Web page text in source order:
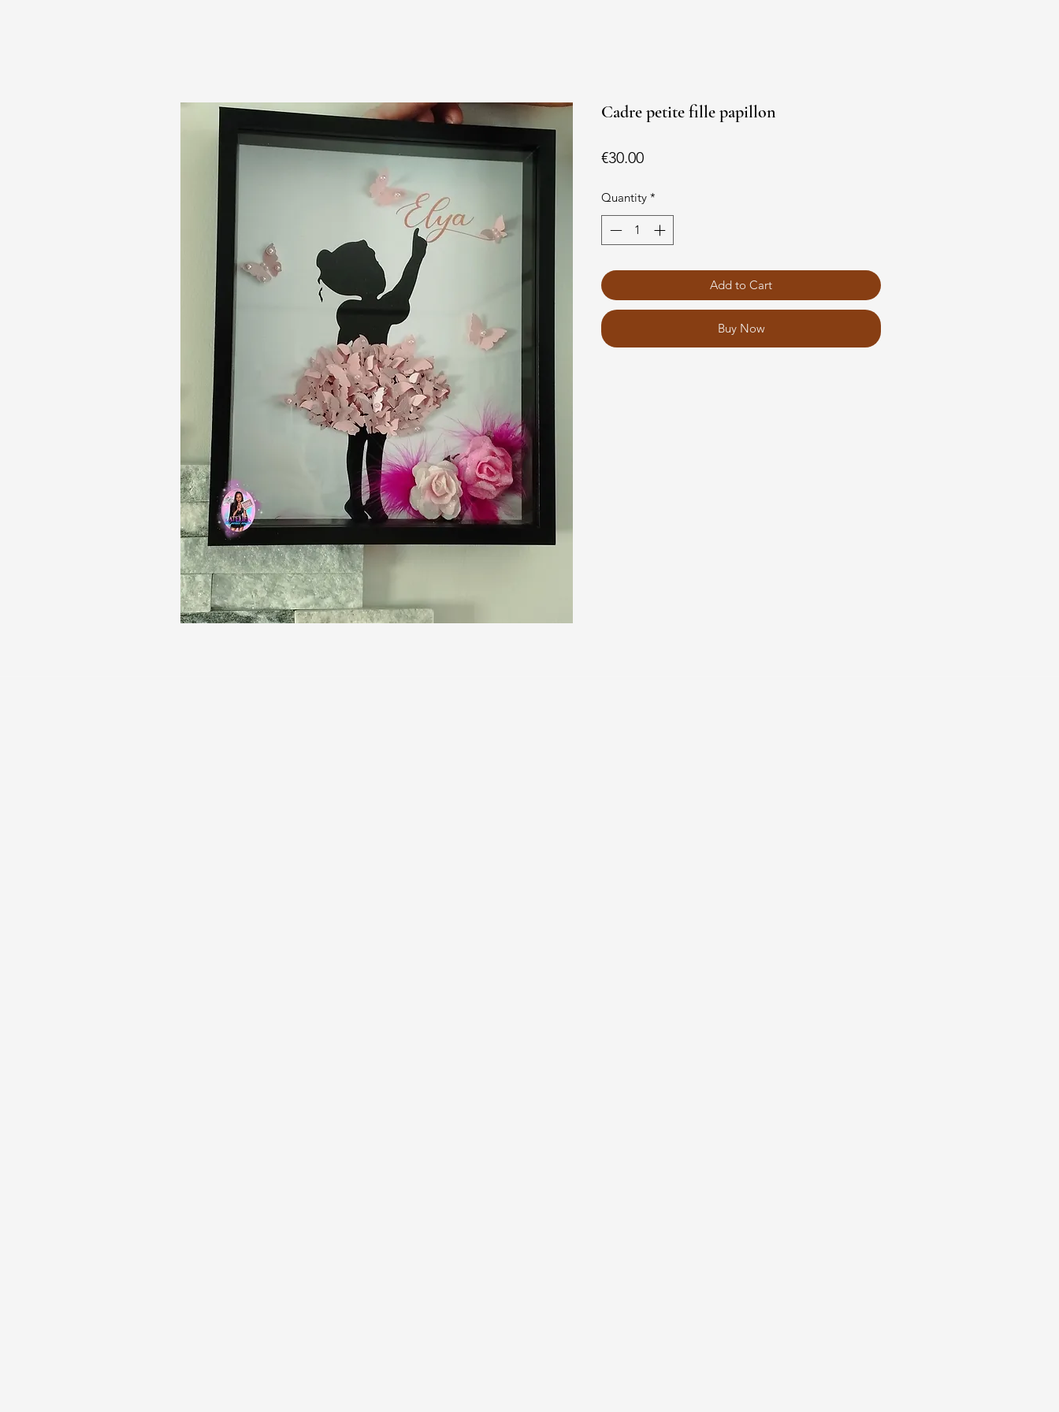
Cadre petite fille papillon
€30.00Price
Quantity *
Add to Cart
Buy Now